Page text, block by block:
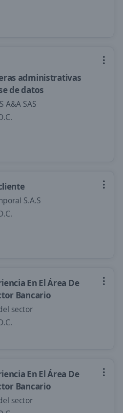
administrativas
de datos
A&A SAS
S.A.S
En El Área De
Bancario
sector
En El Área De
Bancario
sector